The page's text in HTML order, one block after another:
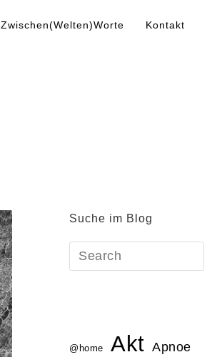
Zwischen(Welten)Worte Kontakt
Suche im Blog
@home Akt Apnoe